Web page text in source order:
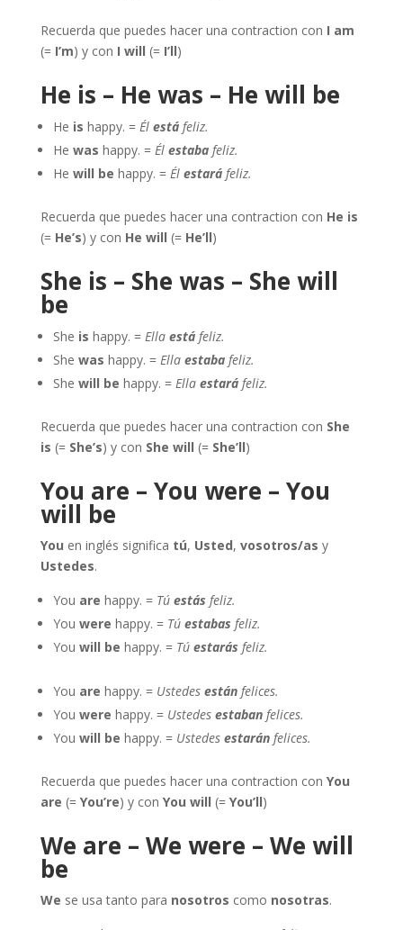
Recuerda que puedes hacer una contraction con I am
(= I’m) y con I will (= I’ll)
He is – He was – He will be
He is happy. = Él estáfeliz.
He was happy. = Él estabafeliz.
He will be happy. = Él estaráfeliz.
Recuerda que puedes hacer una contraction con He is
(= He’s) y con He will (= He’ll)
She is – She was – She will
be
She is happy. = Ella estáfeliz.
She was happy. = Ella estabafeliz.
She will be happy. = Ella estaráfeliz.
Recuerda que puedes hacer una contraction con She
is (= She’s) y con She will (= She’ll)
You are – You were – You
will be
You en inglés significa tú, Usted, vosotros/as y
Ustedes.
You are happy. = Tú estás feliz.
You were happy. = Tú estabas feliz.
You will be happy. = Tú estarás feliz.
You are happy. = Ustedes están felices.
You were happy. = Ustedes estaban felices.
You will be happy. = Ustedes estarán felices.
Recuerda que puedes hacer una contraction con You
are (= You’re) y con You will (= You’ll)
We are – We were – We will
be
We se usa tanto para nosotros como nosotras.